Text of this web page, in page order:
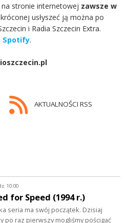
stronie internetowej zawsze w
usłyszeć ją można po
i Radia Szczecin Extra.
Spotify.
AKTUALNOŚCI RSS
10:00
for Speed (1994 r.)
seria ma swój początek. Dzisiaj
po raz pierwszy mogliśmy pościgać